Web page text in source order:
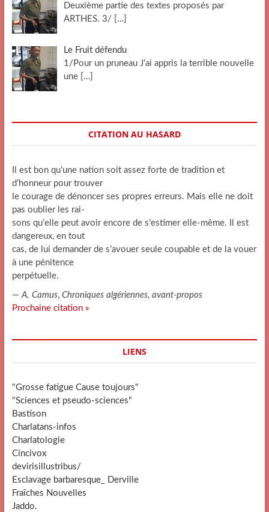
Deuxième partie des textes proposés par
ARTHES. 3/
[…]
Le Fruit défendu
1/Pour un pruneau J’ai appris la terrible nouvelle
une
[…]
CITATION AU HASARD
Il est bon qu’une nation soit assez forte de tradition et
d’honneur pour trouver
le courage de dénoncer ses propres erreurs. Mais elle ne doit
pas oublier les rai-
sons qu’elle peut avoir encore de s’estimer elle-même. Il est
dangereux, en tout
cas, de lui demander de s’avouer seule coupable et de la vouer
à une pénitence
perpétuelle.
—A. Camus, Chroniques algériennes, avant-propos
Prochaine citation »
LIENS
"Grosse fatigue Cause toujours"
"Sciences et pseudo-sciences"
Bastison
Charlatans-infos
Charlatologie
Cincivox
devirisillustribus/
Esclavage barbaresque_ Derville
Fraîches Nouvelles
Jaddo.